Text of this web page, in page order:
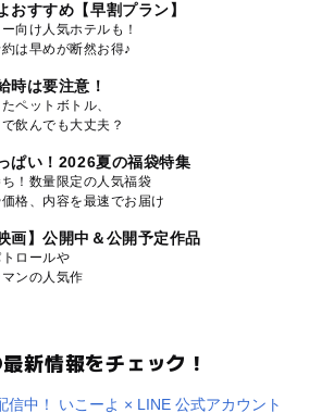
おすすめ【早割プラン】
向け人気ホテルも！
は早めが断然お得♪
時は要注意！
ペットボトル、
飲んでも大丈夫？
ぱい！2026夏の福袋特集
！数量限定の人気福袋
格、内容を最速でお届け
画】公開中＆公開予定作品
ロールや
ンの人気作
新情報をチェック！